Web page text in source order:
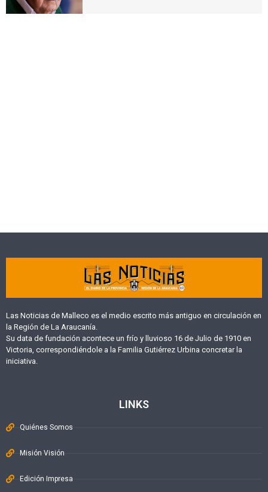
Las Noticias de Malleco es el medio escrito más antiguo en circulación en
la Región de La Araucanía.
Su data de fundación acontece un frío y lluvioso 16 de Julio de 1910 en
Victoria, correspondiéndole a la Familia Gutiérrez Urbina concretar la
iniciativa.
LINKS
Quiénes Somos
Misión Visión
Edición Impresa